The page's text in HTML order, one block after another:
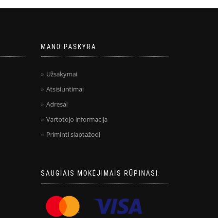
MANO PASKYRA
Užsakymai
Atsisiuntimai
Adresai
Vartotojo informacija
Priminti slaptažodį
SAUGIAIS MOKĖJIMAIS RŪPINASI: